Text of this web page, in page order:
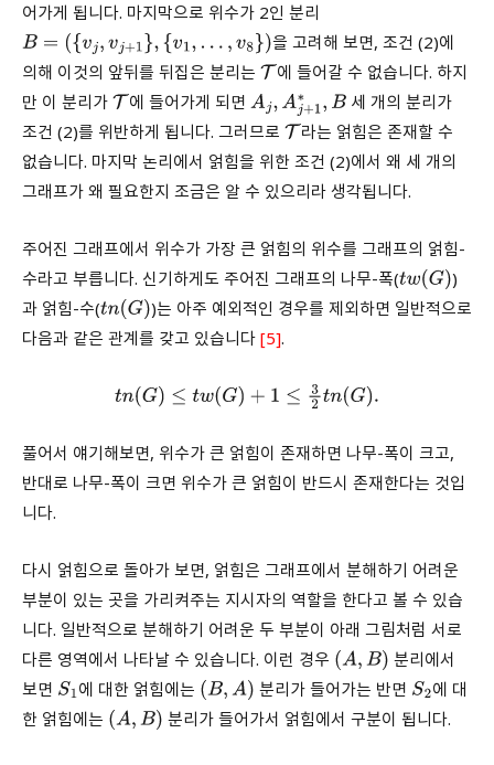
어가게 됩니다. 마지막으로 위수가 2인 분리
B= ({v j,vj+1 },{v1,…, v8})
을 고려해 보면, 조건 (2)에
의해 이것의 앞뒤를 뒤집은 분리는 T 에 들어갈 수 없습니다. 하지
만 이 분리가 T 에 들어가게 되면Aj,A j+1∗,B
세 개의 분리가
조건 (2)를 위반하게 됩니다. 그러므로 T 라는 얽힘은 존재할 수
없습니다. 마지막 논리에서 얽힘을 위한 조건 (2)에서 왜 세 개의
그래프가 왜 필요한지 조금은 알 수 있으리라 생각됩니다.
주어진 그래프에서 위수가 가장 큰 얽힘의 위수를 그래프의 얽힘-
수라고 부릅니다. 신기하게도 주어진 그래프의 나무-폭(tw(G) )
과 얽힘-수(tn(G) )는 아주 예외적인 경우를 제외하면 일반적으로
다음과 같은 관계를 갖고 있습니다 [5].
tn(G)≤t w( G)+1≤3 2tn(G).
풀어서 얘기해보면, 위수가 큰 얽힘이 존재하면 나무-폭이 크고,
반대로 나무-폭이 크면 위수가 큰 얽힘이 반드시 존재한다는 것입
니다.
다시 얽힘으로 돌아가 보면, 얽힘은 그래프에서 분해하기 어려운
부분이 있는 곳을 가리켜주는 지시자의 역할을 한다고 볼 수 있습
니다. 일반적으로 분해하기 어려운 두 부분이 아래 그림처럼 서로
다른 영역에서 나타날 수 있습니다. 이런 경우 (A,B )
분리에서
보면 S1에 대한 얽힘에는 (B,A) 분리가 들어가는 반면 S2에 대
한 얽힘에는 (A,B ) 분리가 들어가서 얽힘에서 구분이 됩니다.